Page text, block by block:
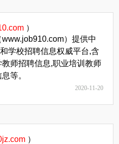
）
）提供中
学校招聘信息权威平台,含
师招聘信息,职业培训教师
等。
2020-11-20
）